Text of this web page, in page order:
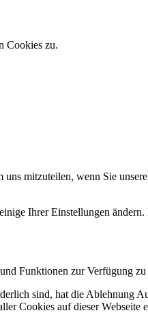
Cookies zu.
mitzuteilen, wenn Sie
Ihrer Einstellungen
Funktionen zur Verfügung zu
sind, hat die Ablehnung
Cookies auf dieser